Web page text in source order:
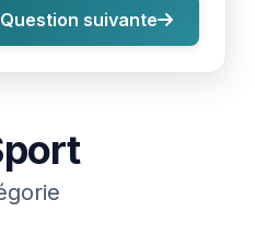
Question suivante